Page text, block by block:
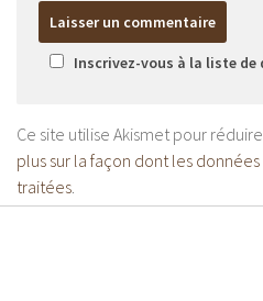
Inscrivez-vous à la liste de
Ce site utilise Akismet pour
plus sur la façon dont les
traitées